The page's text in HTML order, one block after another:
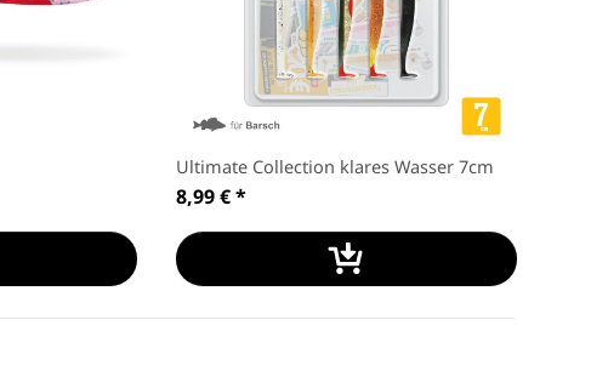
Ultimate Collection klares Wasser 7cm
8,99 €*